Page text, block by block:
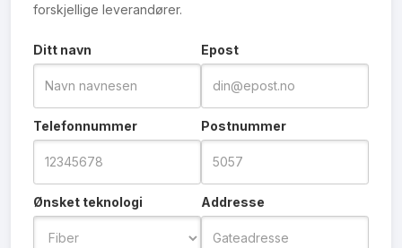
forskjellige leverandører.
Ditt navn Epost
Telefonnummer Postnummer
Ønsket teknologi Addresse